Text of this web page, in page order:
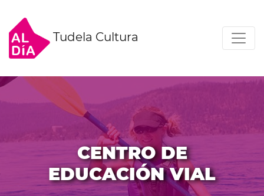
Tudela Cultura
CENTRO DE
EDUCACIÓN VIAL